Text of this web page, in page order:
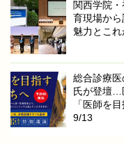
関西学院
育現場か
魅力とこれ
総合診療
氏が登壇…
「医師を
9/13